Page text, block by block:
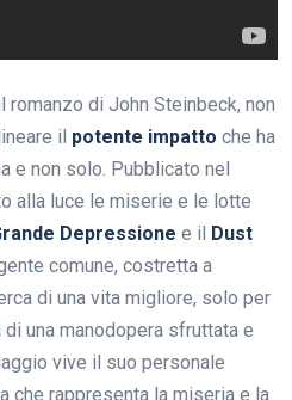
romanzo di John Steinbeck, non
il potente impatto che ha
e non solo. Pubblicato nel
alla luce le miserie e le lotte
Depressione e il Dust
comune, costretta a
di una vita migliore, solo per
una manodopera sfruttata e
vive il suo personale
che rappresenta la miseria e la